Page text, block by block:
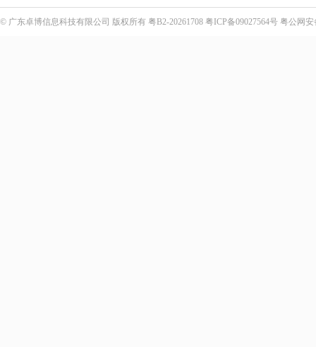
© 广东卓博信息科技有限公司 版权所有 粤B2-20261708 粤ICP备09027564号 粤公网安